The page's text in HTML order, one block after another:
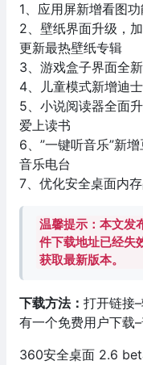
1、应用屏新增看图
2、壁纸界面升级，
更新最热壁纸专辑
3、游戏盒子界面全
4、儿童模式新增迪
5、小说阅读器全面
爱上读书
6、”一键听音乐”新
音乐电台
7、优化安全桌面内
温馨提示：本文发
件下载地址已经失
获取最新版本。
下载方法： 打开链接
有一个免费用户下载–
360安全桌面 2.6